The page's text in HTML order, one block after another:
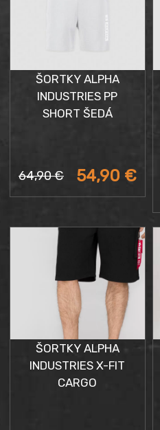
ŠORTKY ALPHA
INDUSTRIES PP
SHORT ŠEDÁ
64,90€
Pôvodná
cena
bola:
54,90 €
Aktuálna
cena
je:
ŠORTKY ALPHA
INDUSTRIES X-FIT
CARGO